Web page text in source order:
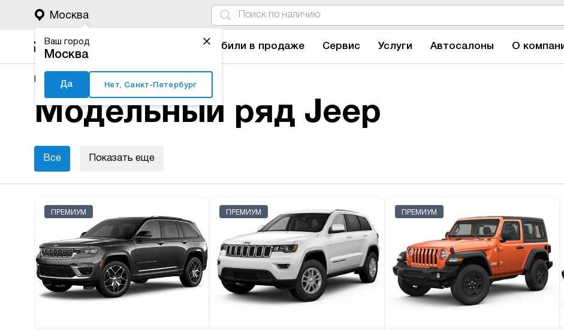
Москва
Ваш город
Москва
Да Нет, Санкт-Петербург
Автомобили в продаже Сервис Услуги Автосалоны О
Major Auto
Модельный ряд Jeep
Все Показать еще
ПРЕМИУМ ПРЕМИУМ ПРЕМИУМ